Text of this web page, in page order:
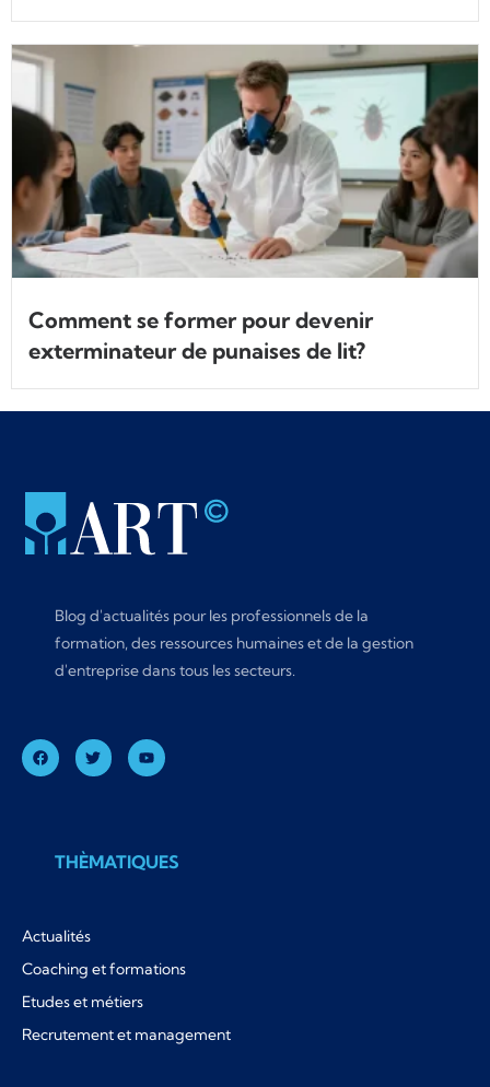
Comment se former pour devenir
exterminateur de punaises de lit?
Blog d'actualités pour les professionnels de la
formation, des ressources humaines et de la gestion
d'entreprise dans tous les secteurs.
THÈMATIQUES
Actualités
Coaching et formations
Etudes et métiers
Recrutement et management